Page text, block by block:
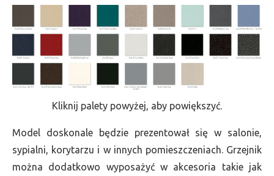
Kliknij palety powyżej, aby powiększyć.
Model doskonale będzie prezentował się w salonie,
sypialni, korytarzu i w innych pomieszczeniach. Grzejnik
można dodatkowo wyposażyć w akcesoria takie jak